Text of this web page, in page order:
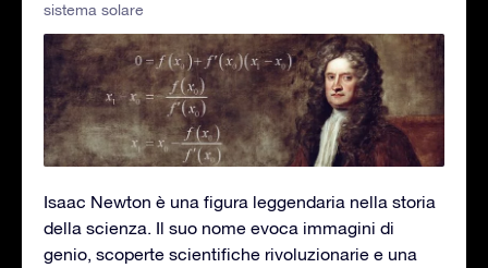
sistema solare
Isaac Newton è una figura leggendaria nella storia
della scienza. Il suo nome evoca immagini di
genio, scoperte scientifiche rivoluzionarie e una